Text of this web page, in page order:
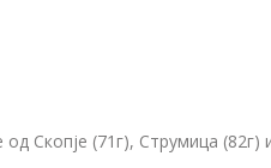
Скопје (71г), Струмица (82г)